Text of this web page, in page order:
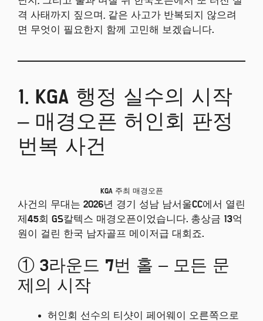
격 사태까지 짚으며, 같은 사고가 반복되지 않으려
면 무엇이 필요한지 함께 고민해 보겠습니다.
1. KGA 행정 실수의 시작
– 매경오픈 허인회 판정
번복 사건
KGA 주최 매경오픈
사건의 무대는 2026년 경기 성남 남서울CC에서 열린
제45회 GS칼텍스 매경오픈이었습니다. 총상금 13억
원이 걸린 한국 남자골프 메이저급 대회죠.
① 3라운드 7번 홀 – 모든 문
제의 시작
허인회 선수의 티샷이 페어웨이 오른쪽으로